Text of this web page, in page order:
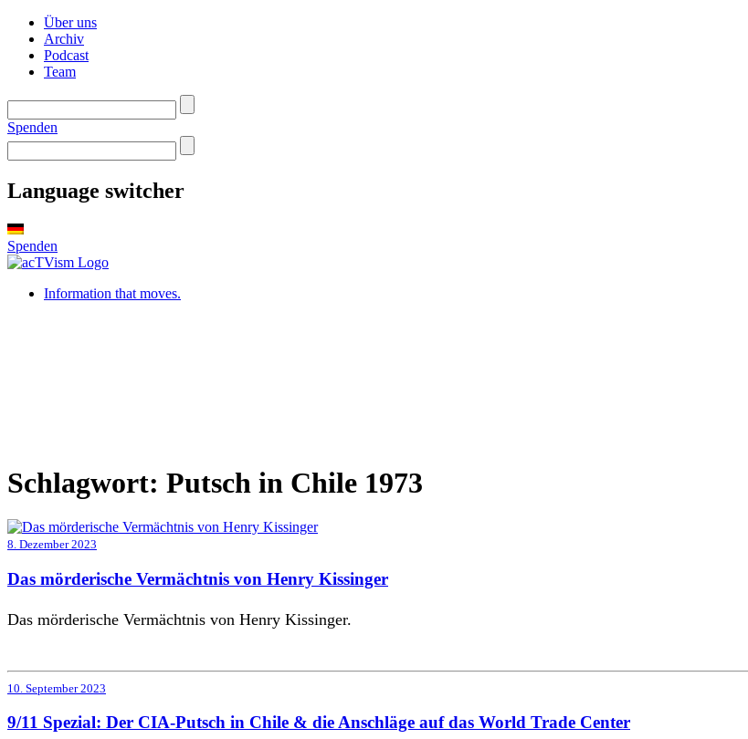
Über uns
Archiv
Podcast
Team
Spenden
Language switcher
Spenden
Information that moves.
Schlagwort: Putsch in Chile 1973
8. Dezember 2023
Das mörderische Vermächtnis von Henry Kissinger
Das mörderische Vermächtnis von Henry Kissinger.
10. September 2023
9/11 Spezial: Der CIA-Putsch in Chile & die Anschläge auf das World Trade Center